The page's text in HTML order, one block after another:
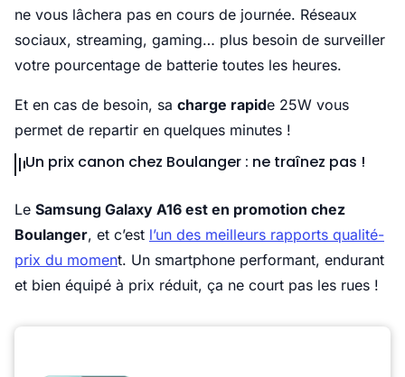
ne vous lâchera pas en cours de journée. Réseaux
sociaux, streaming, gaming… plus besoin de surveiller
votre pourcentage de batterie toutes les heures.
Et en cas de besoin, sa charge rapide 25W vous
permet de repartir en quelques minutes !
Un prix canon chez Boulanger : ne traînez pas !
Le Samsung Galaxy A16 est en promotion chez
Boulanger, et c’est l’un des meilleurs rapports qualité-
prix du moment. Un smartphone performant, endurant
et bien équipé à prix réduit, ça ne court pas les rues !